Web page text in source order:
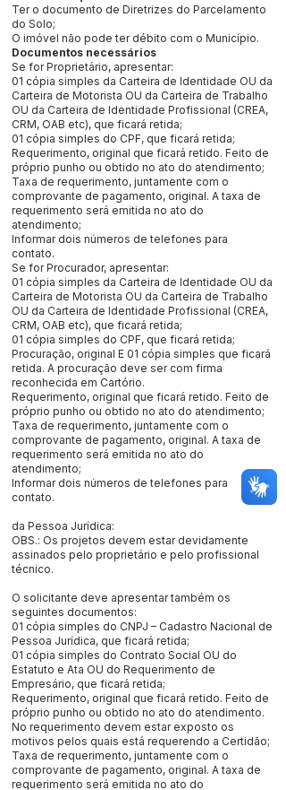
Ter o documento de Diretrizes do Parcelamento
do Solo;
O imóvel não pode ter débito com o Município.
Documentos necessários
Se for Proprietário, apresentar:
01 cópia simples da Carteira de Identidade OU da
Carteira de Motorista OU da Carteira de Trabalho
OU da Carteira de Identidade Profissional (CREA,
CRM, OAB etc), que ficará retida;
01 cópia simples do CPF, que ficará retida;
Requerimento, original que ficará retido. Feito de
próprio punho ou obtido no ato do atendimento;
Taxa de requerimento, juntamente com o
comprovante de pagamento, original. A taxa de
requerimento será emitida no ato do
atendimento;
Informar dois números de telefones para
contato.
Se for Procurador, apresentar:
01 cópia simples da Carteira de Identidade OU da
Carteira de Motorista OU da Carteira de Trabalho
OU da Carteira de Identidade Profissional (CREA,
CRM, OAB etc), que ficará retida;
01 cópia simples do CPF, que ficará retida;
Procuração, original E 01 cópia simples que ficará
retida. A procuração deve ser com firma
reconhecida em Cartório.
Requerimento, original que ficará retido. Feito de
próprio punho ou obtido no ato do atendimento;
Taxa de requerimento, juntamente com o
comprovante de pagamento, original. A taxa de
requerimento será emitida no ato do
atendimento;
Informar dois números de telefones para
contato.
da Pessoa Jurídica:
OBS.: Os projetos devem estar devidamente
assinados pelo proprietário e pelo profissional
técnico.
O solicitante deve apresentar também os
seguintes documentos:
01 cópia simples do CNPJ – Cadastro Nacional de
Pessoa Jurídica, que ficará retida;
01 cópia simples do Contrato Social OU do
Estatuto e Ata OU do Requerimento de
Empresário, que ficará retida;
Requerimento, original que ficará retido. Feito de
próprio punho ou obtido no ato do atendimento.
No requerimento devem estar exposto os
motivos pelos quais está requerendo a Certidão;
Taxa de requerimento, juntamente com o
comprovante de pagamento, original. A taxa de
requerimento será emitida no ato do